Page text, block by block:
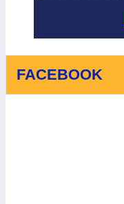
FACEBOOK